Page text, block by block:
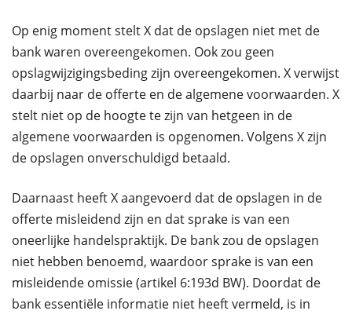
Op enig moment stelt X dat de opslagen niet met de
bank waren overeengekomen. Ook zou geen
opslagwijzigingsbeding zijn overeengekomen. X verwijst
daarbij naar de offerte en de algemene voorwaarden. X
stelt niet op de hoogte te zijn van hetgeen in de
algemene voorwaarden is opgenomen. Volgens X zijn
de opslagen onverschuldigd betaald.
Daarnaast heeft X aangevoerd dat de opslagen in de
offerte misleidend zijn en dat sprake is van een
oneerlijke handelspraktijk. De bank zou de opslagen
niet hebben benoemd, waardoor sprake is van een
misleidende omissie (artikel 6:193d BW). Doordat de
bank essentiële informatie niet heeft vermeld, is in